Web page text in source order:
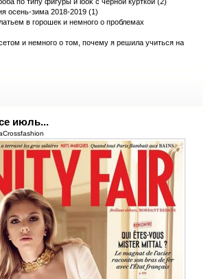
осень-зима 2018-2019 (1)
в горошек и немного о проблемах
и немного о том, почему я решила учиться на
июль...